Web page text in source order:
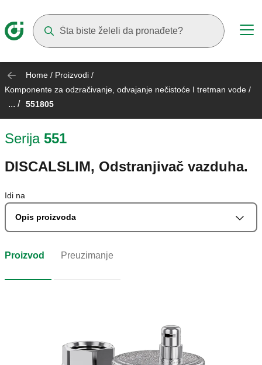
Home / Proizvodi /
Komponente za odzračivanje, odvajanje nečistoće I tretman vode /
... / 551805
Serija 551
DISCALSLIM, Odstranjivač vazduha.
Idi na
Opis proizvoda
Proizvod Preuzimanje